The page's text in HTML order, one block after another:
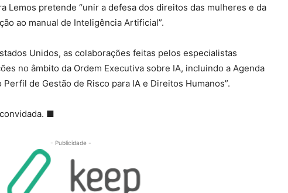
Lemos pretende “unir a defesa dos direitos das mulheres e da
ao manual de Inteligência Artificial”.
Unidos, as colaborações feitas pelos especialistas
no âmbito da Ordem Executiva sobre IA, incluindo a Agenda
de Gestão de Risco para IA e Direitos Humanos”.
■
- Publicidade -